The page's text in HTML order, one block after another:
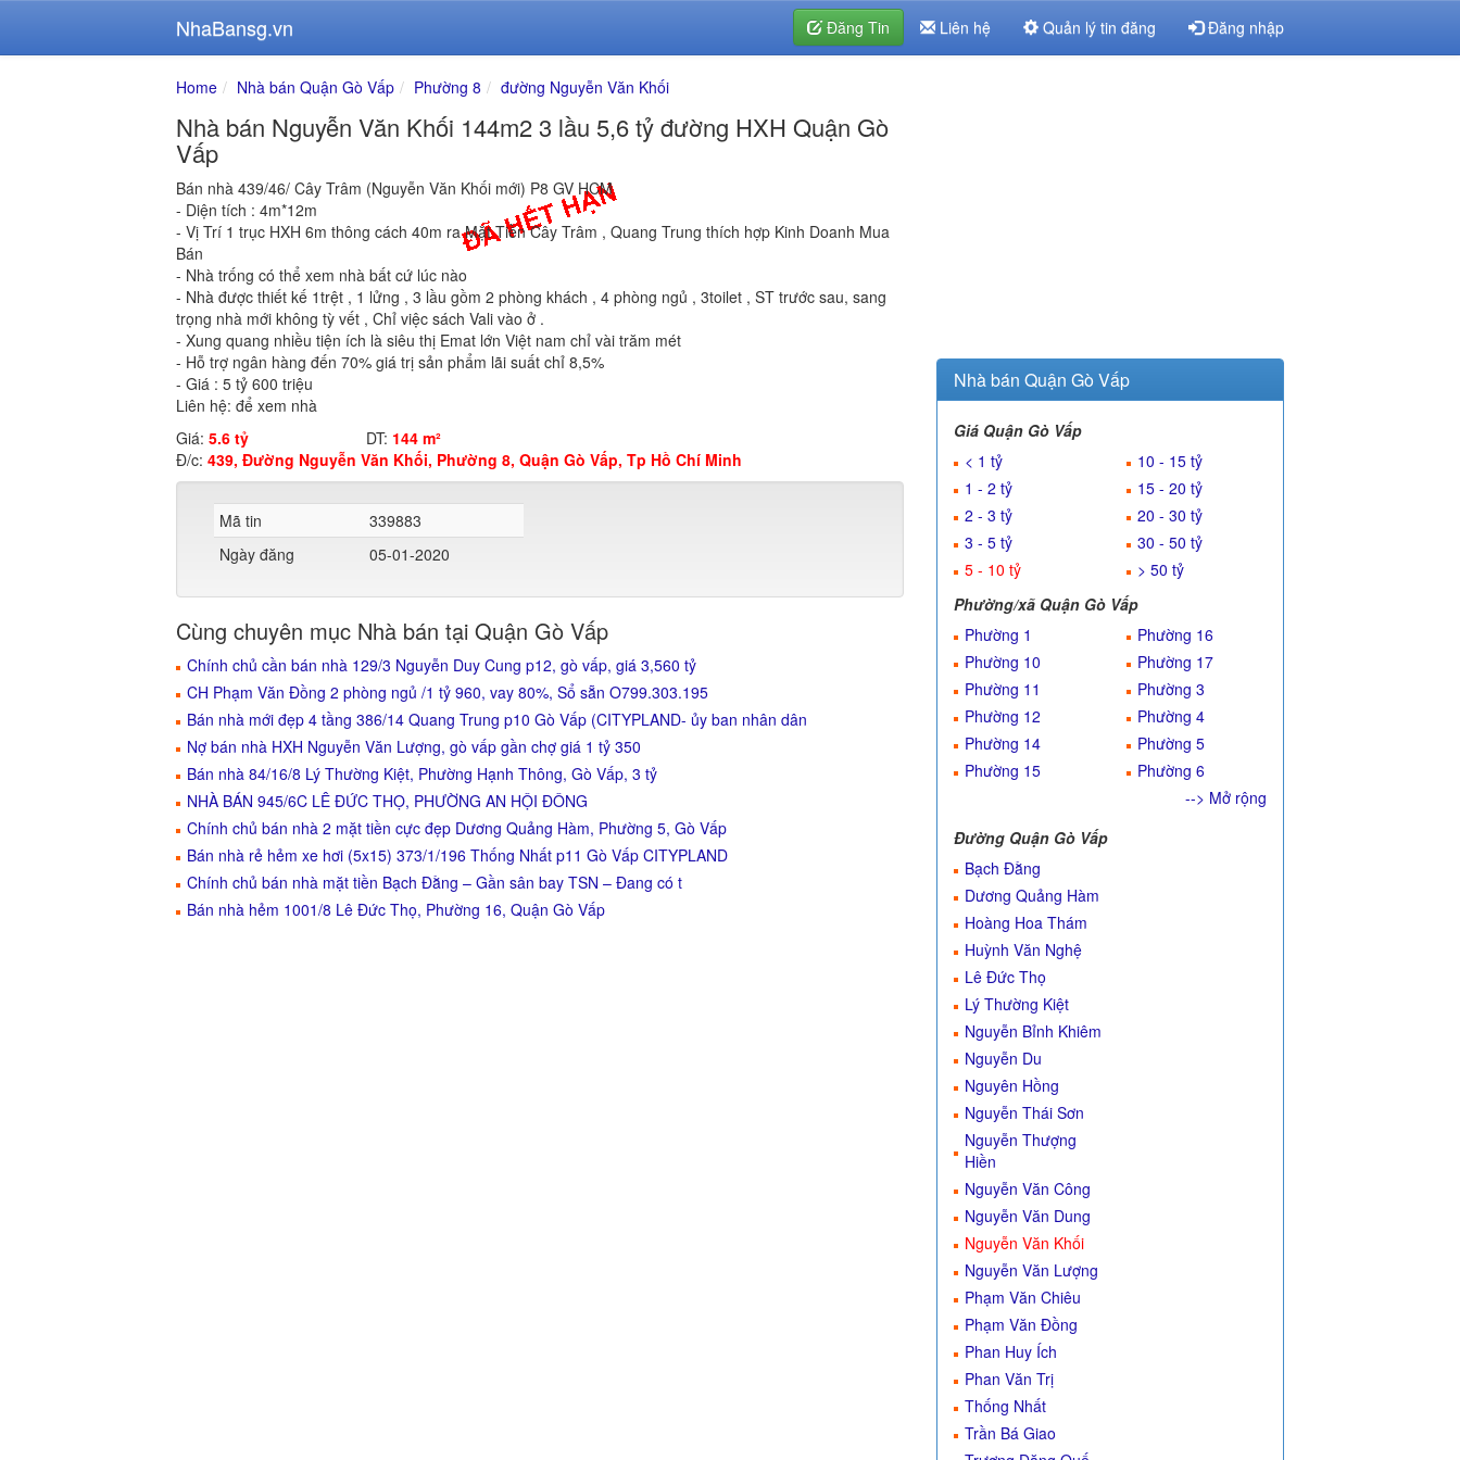
NhaBansg.vn Đăng Tin Liên hệ Quản lý tin đăng Đăng nhập
Home Nhà bán Quận Gò Vấp Phường 8 đường Nguyễn Văn Khối
Nhà bán Nguyễn Văn Khối 144m2 3 lầu 5,6 tỷ đường HXH Quận Gò
Vấp
Bán nhà 439/46/ Cây Trâm (Nguyễn Văn Khối mới) P8 GV HCM
- Diện tích : 4m*12m
- Vị Trí 1 trục HXH 6m thông cách 40m ra Mặt Tiền Cây Trâm , Quang Trung thích hợp Kinh Doanh Mua
Bán
- Nhà trống có thể xem nhà bất cứ lúc nào
- Nhà được thiết kế 1trệt , 1 lửng , 3 lầu gồm 2 phòng khách , 4 phòng ngủ , 3toilet , ST trước sau, sang
trọng nhà mới không tỳ vết , Chỉ việc sách Vali vào ở .
- Xung quang nhiều tiện ích là siêu thị Emat lớn Việt nam chỉ vài trăm mét
- Hỗ trợ ngân hàng đến 70% giá trị sản phẩm lãi suất chỉ 8,5%
- Giá : 5 tỷ 600 triệu
Liên hệ: để xem nhà
Giá: 5.6 tỷ DT: 144 m²
Đ/c: 439, Đường Nguyễn Văn Khối, Phường 8, Quận Gò Vấp, Tp Hồ Chí Minh
Mã tin
339883
Ngày đăng
05-01-2020
Cùng chuyên mục Nhà bán tại Quận Gò Vấp
Chính chủ cần bán nhà 129/3 Nguyễn Duy Cung p12, gò vấp, giá 3,560 tỷ
CH Phạm Văn Đồng 2 phòng ngủ /1 tỷ 960, vay 80%, Sổ sẵn O799.303.195
Bán nhà mới đẹp 4 tầng 386/14 Quang Trung p10 Gò Vấp (CITYPLAND- ủy ban nhân dân
Nợ bán nhà HXH Nguyễn Văn Lượng, gò vấp gần chợ giá 1 tỷ 350
Bán nhà 84/16/8 Lý Thường Kiệt, Phường Hạnh Thông, Gò Vấp, 3 tỷ
NHÀ BÁN 945/6C LÊ ĐỨC THỌ, PHƯỜNG AN HỘI ĐÔNG
Chính chủ bán nhà 2 mặt tiền cực đẹp Dương Quảng Hàm, Phường 5, Gò Vấp
Bán nhà rẻ hẻm xe hơi (5x15) 373/1/196 Thống Nhất p11 Gò Vấp CITYPLAND
Chính chủ bán nhà mặt tiền Bạch Đằng – Gần sân bay TSN – Đang có t
Bán nhà hẻm 1001/8 Lê Đức Thọ, Phường 16, Quận Gò Vấp
Nhà bán Quận Gò Vấp
Giá Quận Gò Vấp
< 1 tỷ
1 - 2 tỷ
2 - 3 tỷ
3 - 5 tỷ
5 - 10 tỷ
10 - 15 tỷ
15 - 20 tỷ
20 - 30 tỷ
30 - 50 tỷ
> 50 tỷ
Phường/xã Quận Gò Vấp
Phường 1
Phường 10
Phường 11
Phường 12
Phường 14
Phường 15
Phường 16
Phường 17
Phường 3
Phường 4
Phường 5
Phường 6
--> Mở rộng
Đường Quận Gò Vấp
Bạch Đằng
Dương Quảng Hàm
Hoàng Hoa Thám
Huỳnh Văn Nghệ
Lê Đức Thọ
Lý Thường Kiệt
Nguyễn Bỉnh Khiêm
Nguyễn Du
Nguyên Hồng
Nguyễn Thái Sơn
Nguyễn Thượng
Hiền
Nguyễn Văn Công
Nguyễn Văn Dung
Nguyễn Văn Khối
Nguyễn Văn Lượng
Phạm Văn Chiêu
Phạm Văn Đồng
Phan Huy Ích
Phan Văn Trị
Thống Nhất
Trần Bá Giao